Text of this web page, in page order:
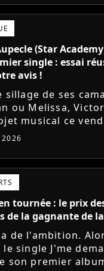
(Star
single : essai
avis !
sillage de ses
ou Melissa,
musical ce
parution du single
Le demi-finaliste...
tournée : le prix
de la gagnante de
de l'ambition.
single J'me
son premier